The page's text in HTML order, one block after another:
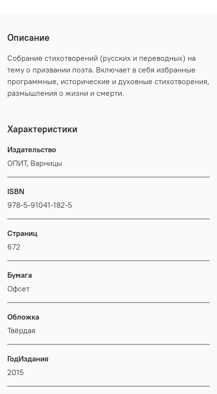
Описание
Собрание стихотворений (русских и переводных) на
тему о призвании поэта. Включает в себя избранные
программные, исторические и духовные стихотворения,
размышления о жизни и смерти.
Характеристики
Издательство
ОПИТ, Варницы
ISBN
978-5-91041-182-5
Страниц
672
Бумага
Офсет
Обложка
Твёрдая
ГодИздания
2015